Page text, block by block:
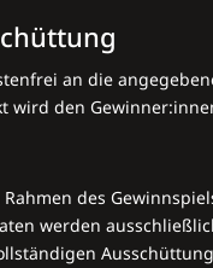
an die
wird den
des
werden